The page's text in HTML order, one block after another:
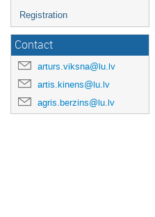
Registration
Contact
arturs.viksna@lu.lv
artis.kinens@lu.lv
agris.berzins@lu.lv